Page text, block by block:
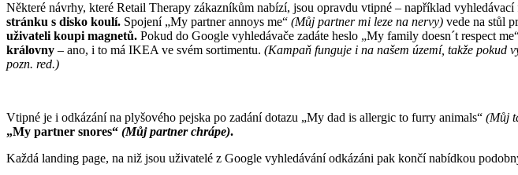
Některé návrhy, které Retail Therapy zákazníkům nabízí, jsou opravdu vtipné – například
stránku s disko koulí. Spojení „My partner annoys me“ (Můj partner mi leze na nervy) vede na stůl
uživateli koupi magnetů. Pokud do Google vyhledávače zadáte heslo „My family doesn´t respect
královny – ano, i to má IKEA ve svém sortimentu. (Kampaň funguje i na našem území, takže pokud
pozn. red.)
Vtipné je i odkázání na plyšového pejska po zadání dotazu „My dad is allergic to furry animals“ (Můj
„My partner snores“ (Můj partner chrápe).
Každá landing page, na niž jsou uživatelé z Google vyhledávání odkázáni pak končí nabídkou